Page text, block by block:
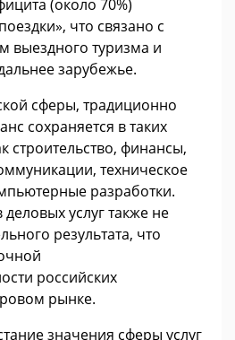
(около 70%)
что связано с
выездного туризма и
зарубежье.
сферы, традиционно
сохраняется в таких
строительство, финансы,
техническое
разработки.
услуг также не
результата, что
российских
рынке.
значения сферы услуг